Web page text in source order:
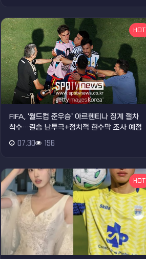
HOT
FIFA, '월드컵 준우승' 아르헨티나 징계 절차
착수…결승 난투극+정치적 현수막 조사 예정
07.30 196
HOT